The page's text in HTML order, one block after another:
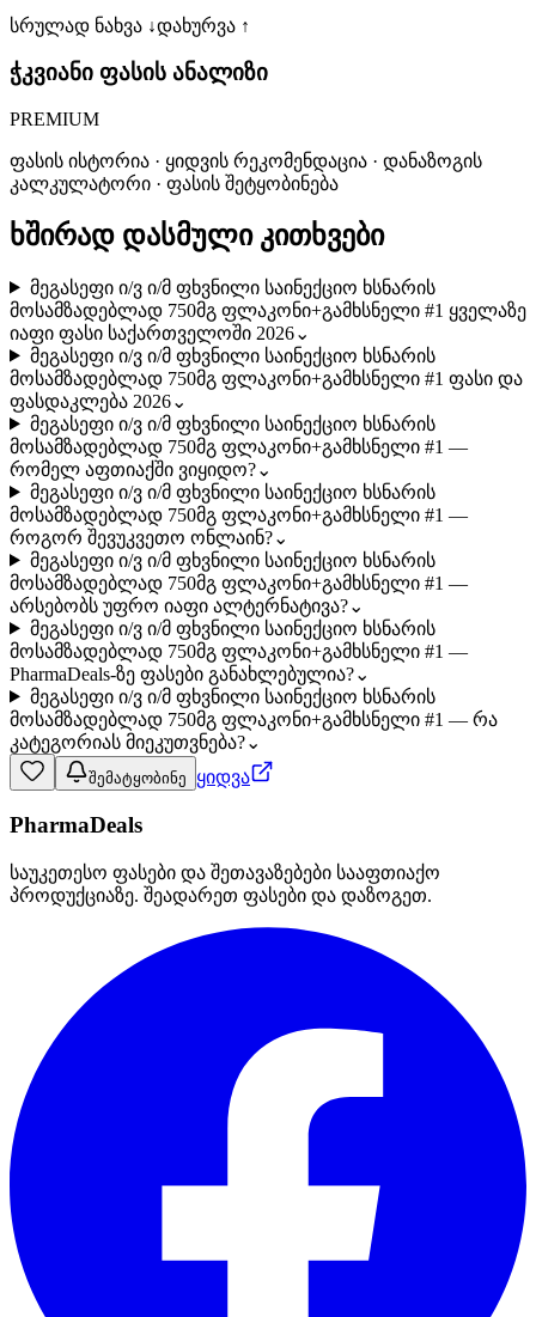
სრულად ნახვა ↓დახურვა ↑
ჭკვიანი ფასის ანალიზი
PREMIUM
ფასის ისტორია · ყიდვის რეკომენდაცია · დანაზოგის
კალკულატორი · ფასის შეტყობინება
ხშირად დასმული კითხვები
მეგასეფი ი/ვ ი/მ ფხვნილი საინექციო ხსნარის
მოსამზადებლად 750მგ ფლაკონი+გამხსნელი #1 ყველაზე
იაფი ფასი საქართველოში 2026⌄
მეგასეფი ი/ვ ი/მ ფხვნილი საინექციო ხსნარის
მოსამზადებლად 750მგ ფლაკონი+გამხსნელი #1 ფასი და
ფასდაკლება 2026⌄
მეგასეფი ი/ვ ი/მ ფხვნილი საინექციო ხსნარის
მოსამზადებლად 750მგ ფლაკონი+გამხსნელი #1 —
რომელ აფთიაქში ვიყიდო?⌄
მეგასეფი ი/ვ ი/მ ფხვნილი საინექციო ხსნარის
მოსამზადებლად 750მგ ფლაკონი+გამხსნელი #1 —
როგორ შევუკვეთო ონლაინ?⌄
მეგასეფი ი/ვ ი/მ ფხვნილი საინექციო ხსნარის
მოსამზადებლად 750მგ ფლაკონი+გამხსნელი #1 —
არსებობს უფრო იაფი ალტერნატივა?⌄
მეგასეფი ი/ვ ი/მ ფხვნილი საინექციო ხსნარის
მოსამზადებლად 750მგ ფლაკონი+გამხსნელი #1 —
PharmaDeals-ზე ფასები განახლებულია?⌄
მეგასეფი ი/ვ ი/მ ფხვნილი საინექციო ხსნარის
მოსამზადებლად 750მგ ფლაკონი+გამხსნელი #1 — რა
კატეგორიას მიეკუთვნება?⌄
შემატყობინე ყიდვა
PharmaDeals
საუკეთესო ფასები და შეთავაზებები სააფთიაქო
პროდუქციაზე. შეადარეთ ფასები და დაზოგეთ.